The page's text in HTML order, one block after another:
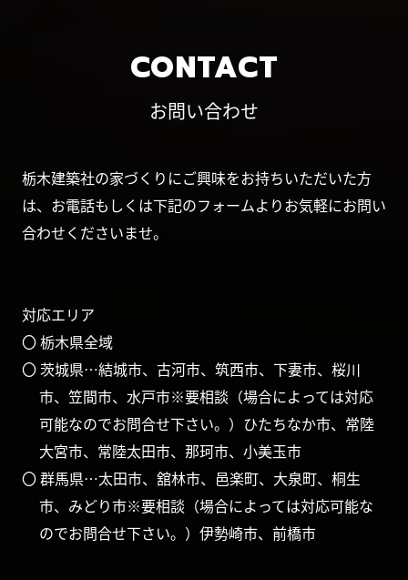
CONTACT
お問い合わせ
栃木建築社の家づくりにご興味をお持ちいただいた方
は、お電話もしくは下記のフォームよりお気軽にお問い
合わせくださいませ。
対応エリア
〇 栃木県全域
〇 茨城県…結城市、古河市、筑西市、下妻市、桜川
市、笠間市、水戸市※要相談（場合によっては対応
可能なのでお問合せ下さい。）ひたちなか市、常陸
大宮市、常陸太田市、那珂市、小美玉市
〇 群馬県…太田市、舘林市、邑楽町、大泉町、桐生
市、みどり市※要相談（場合によっては対応可能な
のでお問合せ下さい。）伊勢崎市、前橋市